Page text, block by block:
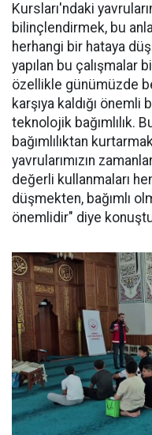
Kursları'ndaki
bilinçlendirmek, bu
herhangi bir hataya
yapılan bu çalışmalar
özellikle günümüzde
karşıya kaldığı önemli
teknolojik bağımlılık.
bağımlılıktan
yavrularımızın
değerli kullanmaları
düşmekten, bağımlı
önemlidir" diye